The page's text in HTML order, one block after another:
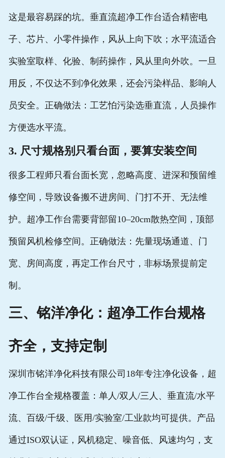
这是最容易踩的坑。垂直流超净工作台适合精密电
子、芯片、小零件操作，风从上向下吹；水平流适合
实验室取样、化验、制药操作，风从里向外吹。一旦
用反，不仅达不到净化效果，还会污染样品、影响人
员安全。正确做法：工艺怕污染选垂直流，人员操作
方便选水平流。
3. 尺寸规格别只看台面，要算安装空间
很多工程师只看台面长宽，忽略高度、进深和预留维
修空间，导致设备搬不进房间、门打不开、无法维
护。超净工作台需要背部留10–20cm散热空间，顶部
预留风机检修空间。正确做法：先量现场通道、门
宽、房间高度，再定工作台尺寸，非标场景提前定
制。
三、铭洋净化：超净工作台规格
齐全，支持定制
深圳市铭洋净化科技有限公司18年专注净化设备，超
净工作台全规格覆盖：单人/双人/三人、垂直流/水平
流、百级/千级、医用/实验室/工业款均可提供。产品
通过ISO双认证，风机稳定、噪音低、风速均匀，支